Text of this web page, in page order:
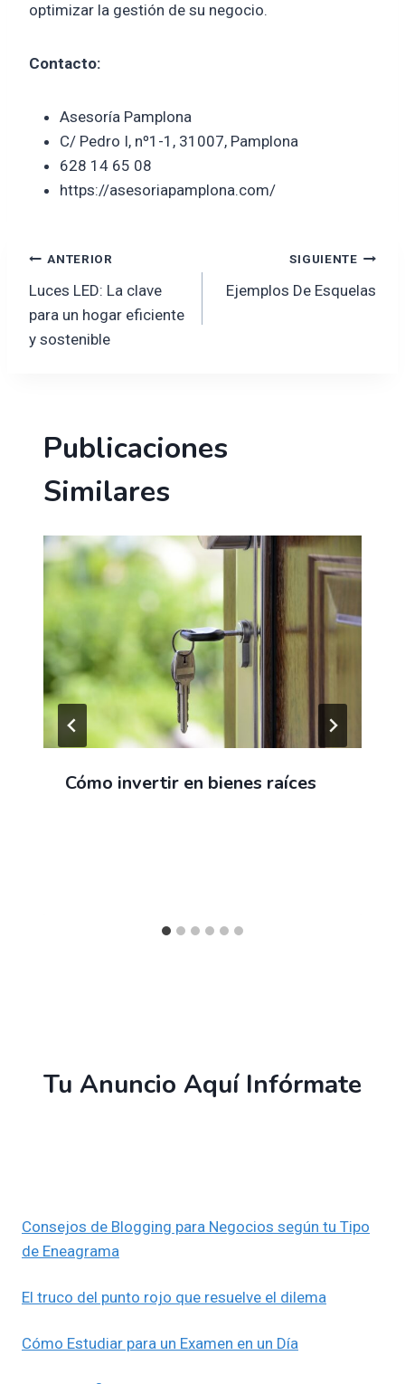
optimizar la gestión de su negocio.
Contacto:
Asesoría Pamplona
C/ Pedro I, nº1-1, 31007, Pamplona
628 14 65 08
https://asesoriapamplona.com/
Navegación
de
entradas
ANTERIOR
Luces LED: La clave
para un hogar eficiente
y sostenible
SIGUIENTE
Ejemplos De Esquelas
Publicaciones
Similares
Cómo invertir en bienes raíces
Tu Anuncio Aquí Infórmate
Consejos de Blogging para Negocios según tu Tipo
de Eneagrama
El truco del punto rojo que resuelve el dilema
Cómo Estudiar para un Examen en un Día